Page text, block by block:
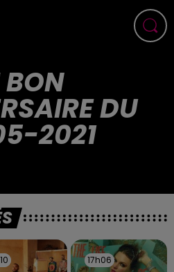
BON
DU
2021
17h06
17h06